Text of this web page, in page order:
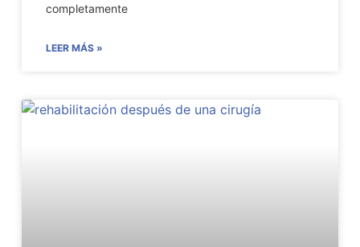
completamente
LEER MÁS »